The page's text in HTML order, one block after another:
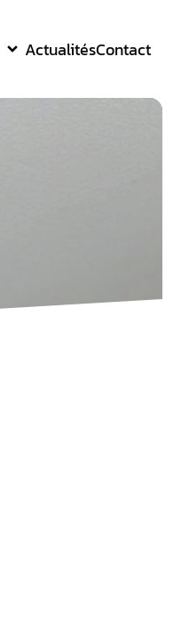
ActualitésContact